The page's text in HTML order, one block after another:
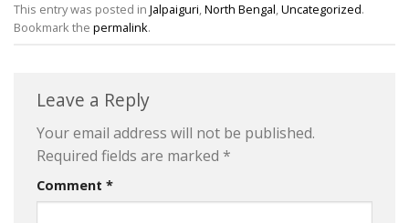
This entry was posted in Jalpaiguri,North Bengal,Uncategorized.
Bookmark the permalink.
Leave a Reply
Your email address will not be published.
Required fields are marked *
Comment *